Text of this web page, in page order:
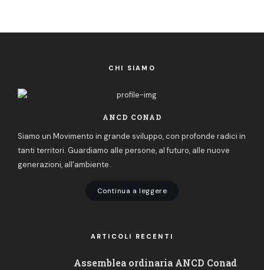
CHI SIAMO
ANCD CONAD
Siamo un Movimento in grande sviluppo, con profonde radici in
tanti territori. Guardiamo alle persone, al futuro, alle nuove
generazioni, all'ambiente.
Continua a leggere
ARTICOLI RECENTI
Assemblea ordinaria ANCD Conad